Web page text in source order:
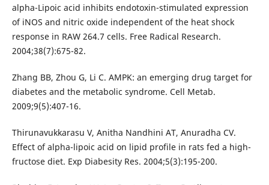
alpha-Lipoic acid inhibits endotoxin-stimulated expression
of iNOS and nitric oxide independent of the heat shock
response in RAW 264.7 cells. Free Radical Research.
2004;38(7):675-82.
Zhang BB, Zhou G, Li C. AMPK: an emerging drug target for
diabetes and the metabolic syndrome. Cell Metab.
2009;9(5):407-16.
Thirunavukkarasu V, Anitha Nandhini AT, Anuradha CV.
Effect of alpha-lipoic acid on lipid profile in rats fed a high-
fructose diet. Exp Diabesity Res. 2004;5(3):195-200.